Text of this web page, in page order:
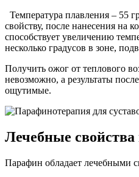
Температура плавления – 55
свойству, после нанесения на
способствует увеличению
несколько градусов в зоне,
Получить ожог от теплового
невозможно, а результаты
ощутимые.
Лечебные
Парафин обладает лечебными